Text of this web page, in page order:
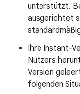
unterstützt.
ausgerichtet
Ihre Instant-
Nutzers
Version
folgenden